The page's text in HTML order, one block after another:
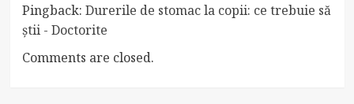
Pingback: Durerile de stomac la copii: ce trebuie să
știi - Doctorite
Comments are closed.